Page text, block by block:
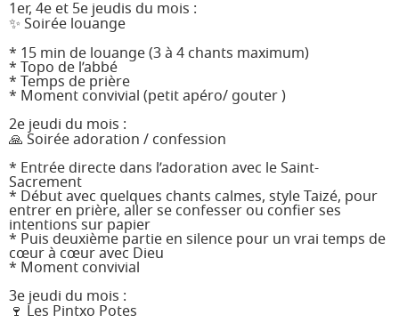
1er, 4e et 5e jeudis du mois :
✨ Soirée louange
* 15 min de louange (3 à 4 chants maximum)
* Topo de l’abbé
* Temps de prière
* Moment convivial (petit apéro/ gouter )
2e jeudi du mois :
🙏 Soirée adoration / confession
* Entrée directe dans l’adoration avec le Saint-
Sacrement
* Début avec quelques chants calmes, style Taizé, pour
entrer en prière, aller se confesser ou confier ses
intentions sur papier
* Puis deuxième partie en silence pour un vrai temps de
cœur à cœur avec Dieu
* Moment convivial
3e jeudi du mois :
🍷 Les Pintxo Potes